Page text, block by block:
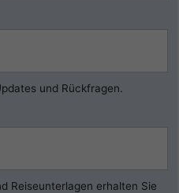
und Rückfragen.
Reiseunterlagen erhalten Sie